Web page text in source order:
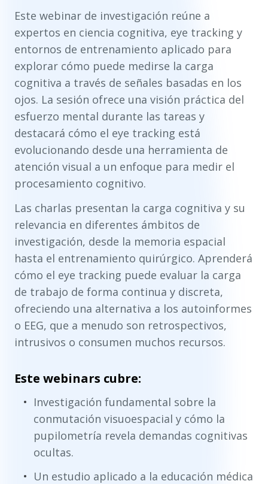
Este webinar de investigación reúne a
expertos en ciencia cognitiva, eye tracking y
entornos de entrenamiento aplicado para
explorar cómo puede medirse la carga
cognitiva a través de señales basadas en los
ojos. La sesión ofrece una visión práctica del
esfuerzo mental durante las tareas y
destacará cómo el eye tracking está
evolucionando desde una herramienta de
atención visual a un enfoque para medir el
procesamiento cognitivo.
Las charlas presentan la carga cognitiva y su
relevancia en diferentes ámbitos de
investigación, desde la memoria espacial
hasta el entrenamiento quirúrgico. Aprenderá
cómo el eye tracking puede evaluar la carga
de trabajo de forma continua y discreta,
ofreciendo una alternativa a los autoinformes
o EEG, que a menudo son retrospectivos,
intrusivos o consumen muchos recursos.
Este webinars cubre:
Investigación fundamental sobre la
conmutación visuoespacial y cómo la
pupilometría revela demandas cognitivas
ocultas.
Un estudio aplicado a la educación médica